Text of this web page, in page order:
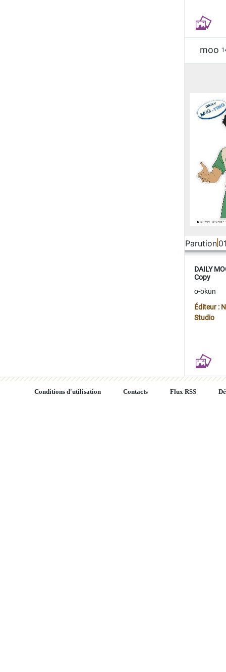
moo
Parution
DAILY
Copy
o-okun
Éditeur :
Studio
Conditions d'utilisation Contacts Flux RSS